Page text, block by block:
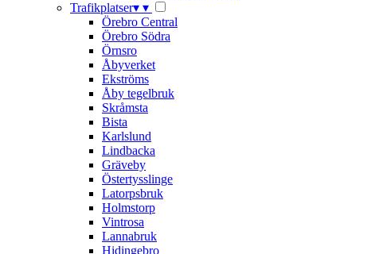
Trafikplatser▾ ▾
Örebro Central
Örebro Södra
Örnsro
Åbyverket
Ekströms
Åby tegelbruk
Skråmsta
Bista
Karlslund
Lindbacka
Gräveby
Östertysslinge
Latorpsbruk
Holmstorp
Vintrosa
Lannabruk
Hidingebro